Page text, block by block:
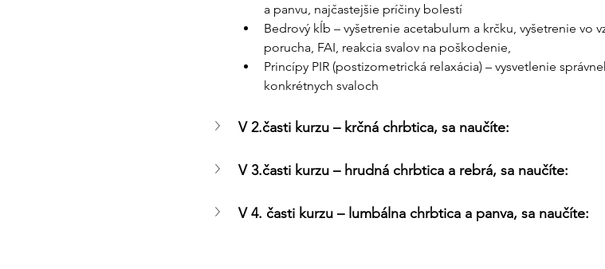
a panvu, najčastejšie príčiny bolestí
Bedrový kĺb – vyšetrenie acetabulum a krčku, vyšetrenie vo
porucha, FAI, reakcia svalov na poškodenie,
Princípy PIR (postizometrická relaxácia) – vysvetlenie
konkrétnych svaloch
V 2.časti kurzu – krčná chrbtica, sa naučíte:
V 3.časti kurzu – hrudná chrbtica a rebrá, sa naučíte:
V 4. časti kurzu – lumbálna chrbtica a panva, sa naučíte: